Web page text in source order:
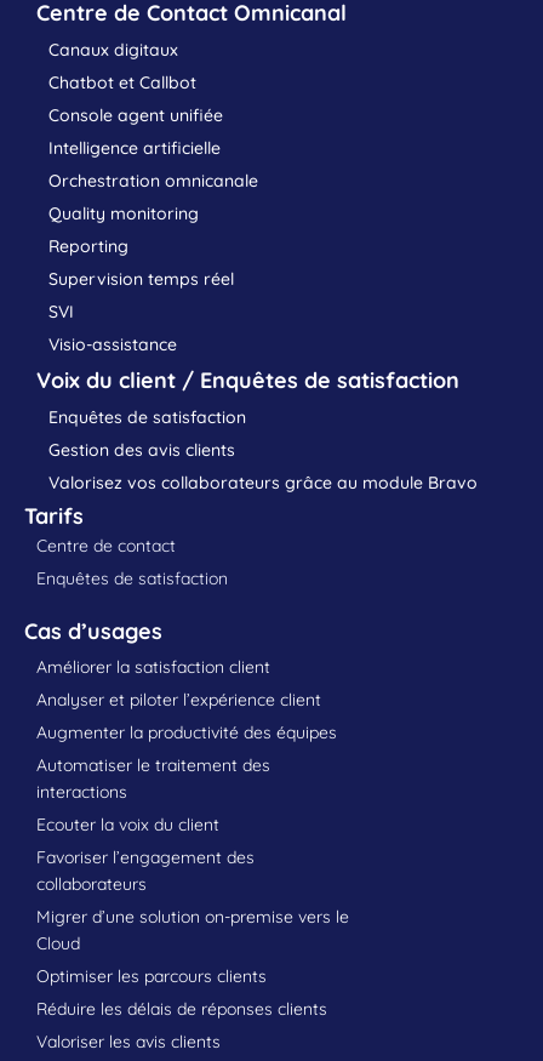
Centre de Contact Omnicanal
Canaux digitaux
Chatbot et Callbot
Console agent unifiée
Intelligence artificielle
Orchestration omnicanale
Quality monitoring
Reporting
Supervision temps réel
SVI
Visio-assistance
Voix du client / Enquêtes de satisfaction
Enquêtes de satisfaction
Gestion des avis clients
Valorisez vos collaborateurs grâce au module Bravo
Tarifs
Centre de contact
Enquêtes de satisfaction
Cas d’usages
Améliorer la satisfaction client
Analyser et piloter l’expérience client
Augmenter la productivité des équipes
Automatiser le traitement des
interactions
Ecouter la voix du client
Favoriser l’engagement des
collaborateurs
Migrer d’une solution on-premise vers le
Cloud
Optimiser les parcours clients
Réduire les délais de réponses clients
Valoriser les avis clients